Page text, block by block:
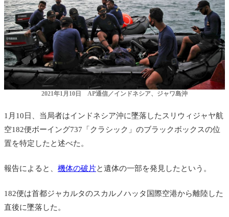
2021年1月10日 AP通信／インドネシア、ジャワ島沖
1月10日、当局者はインドネシア沖に墜落したスリウィジャヤ航
空182便ボーイング737「クラシック」のブラックボックスの位
置を特定したと述べた。
報告によると、 機体の破片と遺体の一部を発見したという。
182便は首都ジャカルタのスカルノハッタ国際空港から離陸した
直後に墜落した。